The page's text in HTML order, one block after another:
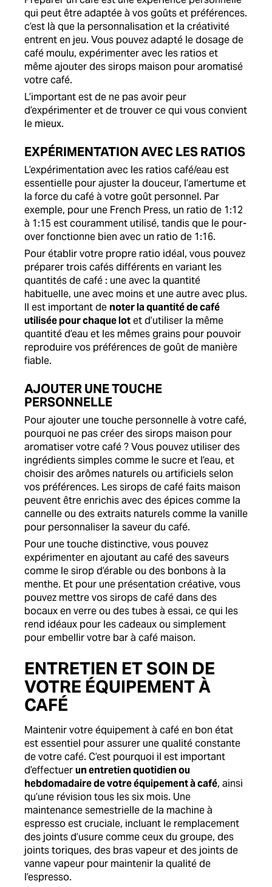
qui peut être adaptée à vos goûts et préférences.
c’est là que la personnalisation et la créativité
entrent en jeu. Vous pouvez adapté le dosage de
café moulu, expérimenter avec les ratios et
même ajouter des sirops maison pour aromatisé
votre café.
L’important est de ne pas avoir peur
d’expérimenter et de trouver ce qui vous convient
le mieux.
EXPÉRIMENTATION AVEC LES RATIOS
L’expérimentation avec les ratios café/eau est
essentielle pour ajuster la douceur, l’amertume et
la force du café à votre goût personnel. Par
exemple, pour une French Press, un ratio de 1:12
à 1:15 est couramment utilisé, tandis que le pour-
over fonctionne bien avec un ratio de 1:16.
Pour établir votre propre ratio idéal, vous pouvez
préparer trois cafés différents en variant les
quantités de café : une avec la quantité
habituelle, une avec moins et une autre avec plus.
Il est important de noter la quantité de café
utilisée pour chaque lotet d’utiliser la même
quantité d’eau et les mêmes grains pour pouvoir
reproduire vos préférences de goût de manière
fiable.
AJOUTER UNE TOUCHE
PERSONNELLE
Pour ajouter une touche personnelle à votre café,
pourquoi ne pas créer des sirops maison pour
aromatiser votre café ? Vous pouvez utiliser des
ingrédients simples comme le sucre et l’eau, et
choisir des arômes naturels ou artificiels selon
vos préférences. Les sirops de café faits maison
peuvent être enrichis avec des épices comme la
cannelle ou des extraits naturels comme la vanille
pour personnaliser la saveur du café.
Pour une touche distinctive, vous pouvez
expérimenter en ajoutant au café des saveurs
comme le sirop d’érable ou des bonbons à la
menthe. Et pour une présentation créative, vous
pouvez mettre vos sirops de café dans des
bocaux en verre ou des tubes à essai, ce qui les
rend idéaux pour les cadeaux ou simplement
pour embellir votre bar à café maison.
ENTRETIEN ET SOIN DE
VOTRE ÉQUIPEMENT À
CAFÉ
Maintenir votre équipement à café en bon état
est essentiel pour assurer une qualité constante
de votre café. C’est pourquoi il est important
d’effectuerun entretien quotidien ou
hebdomadaire de votre équipement à café, ainsi
qu’une révision tous les six mois. Une
maintenance semestrielle de la machine à
espresso est cruciale, incluant le remplacement
des joints d’usure comme ceux du groupe, des
joints toriques, des bras vapeur et des joints de
vanne vapeur pour maintenir la qualité de
l’espresso.